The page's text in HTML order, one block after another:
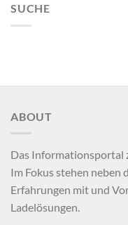
SUCHE
ABOUT
Das Informationsportal
Im Fokus stehen neben
Erfahrungen mit und
Ladelösungen.